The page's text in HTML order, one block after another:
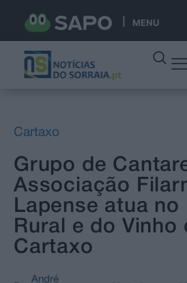
MENU
Cartaxo
Grupo de
Associação
Lapense atua no
Rural e do Vinho
Cartaxo
André